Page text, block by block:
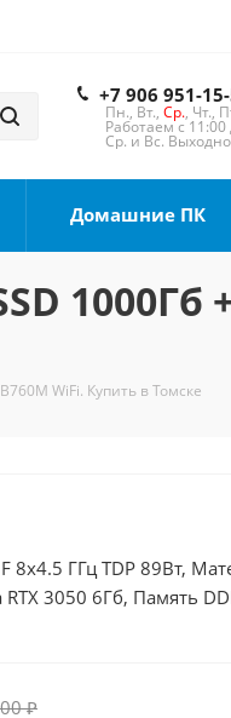
+7 906 951-
Пн., Вт., Ср., Чт.,
Работаем с 11:00
Ср. и Вс.
Домашние ПК
1000Гб
WiFi. Купить в Томске
8x4.5 ГГц TDP 89Вт,
RTX 3050 6Гб, Память
₽